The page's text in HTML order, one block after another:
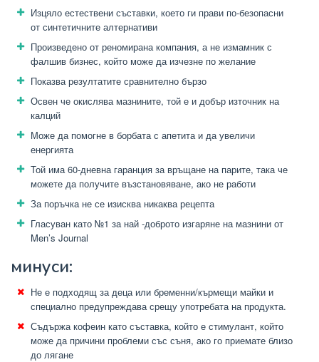
Изцяло естествени съставки, което ги прави по-безопасни
от синтетичните алтернативи
Произведено от реномирана компания, а не измамник с
фалшив бизнес, който може да изчезне по желание
Показва резултатите сравнително бързо
Освен че окислява мазнините, той е и добър източник на
калций
Може да помогне в борбата с апетита и да увеличи
енергията
Той има 60-дневна гаранция за връщане на парите, така че
можете да получите възстановяване, ако не работи
За поръчка не се изисква никаква рецепта
Гласуван като №1 за най -доброто изгаряне на мазнини от
Men’s Journal
минуси:
Не е подходящ за деца или бременни/кърмещи майки и
специално предупреждава срещу употребата на продукта.
Съдържа кофеин като съставка, който е стимулант, който
може да причини проблеми със съня, ако го приемате близо
до лягане